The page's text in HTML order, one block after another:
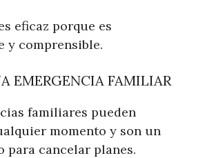
eficaz porque es
y comprensible.
EMERGENCIA FAMILIAR
familiares pueden
momento y son un
para cancelar planes.